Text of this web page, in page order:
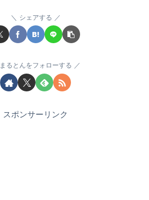
シェアする
まるとんをフォローする
スポンサーリンク